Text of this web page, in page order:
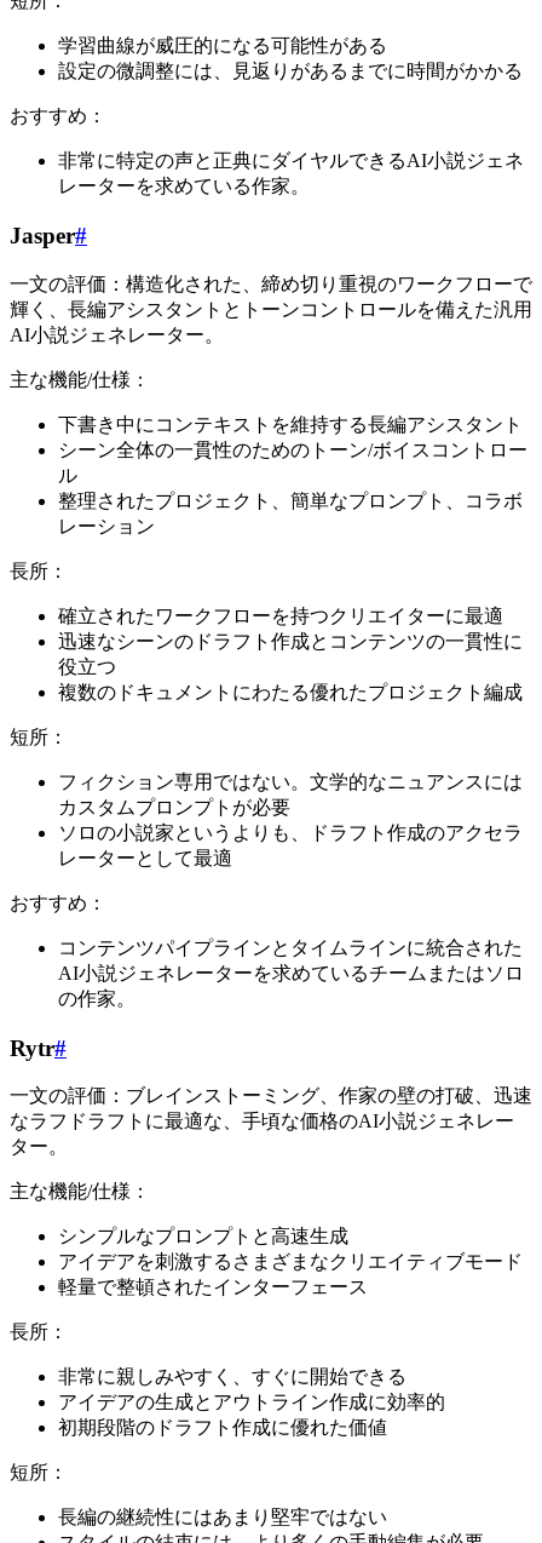
学習曲線が威圧的になる可能性がある
設定の微調整には、見返りがあるまでに時間がかかる
おすすめ：
非常に特定の声と正典にダイヤルできるAI小説ジェネ
レーターを求めている作家。
Jasper#
一文の評価：構造化された、締め切り重視のワークフローで
輝く、長編アシスタントとトーンコントロールを備えた汎用
AI小説ジェネレーター。
主な機能/仕様：
下書き中にコンテキストを維持する長編アシスタント
シーン全体の一貫性のためのトーン/ボイスコントロー
ル
整理されたプロジェクト、簡単なプロンプト、コラボ
レーション
長所：
確立されたワークフローを持つクリエイターに最適
迅速なシーンのドラフト作成とコンテンツの一貫性に
役立つ
複数のドキュメントにわたる優れたプロジェクト編成
短所：
フィクション専用ではない。文学的なニュアンスには
カスタムプロンプトが必要
ソロの小説家というよりも、ドラフト作成のアクセラ
レーターとして最適
おすすめ：
コンテンツパイプラインとタイムラインに統合された
AI小説ジェネレーターを求めているチームまたはソロ
の作家。
Rytr#
一文の評価：ブレインストーミング、作家の壁の打破、迅速
なラフドラフトに最適な、手頃な価格のAI小説ジェネレー
ター。
主な機能/仕様：
シンプルなプロンプトと高速生成
アイデアを刺激するさまざまなクリエイティブモード
軽量で整頓されたインターフェース
長所：
非常に親しみやすく、すぐに開始できる
アイデアの生成とアウトライン作成に効率的
初期段階のドラフト作成に優れた価値
短所：
長編の継続性にはあまり堅牢ではない